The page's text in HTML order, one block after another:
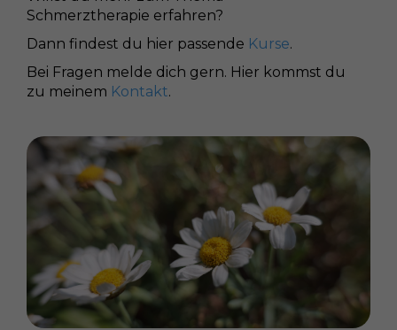
Schmerztherapie erfahren?
Dann findest du hier passende Kurse.
Bei Fragen melde dich gern. Hier kommst du
zu meinem Kontakt.